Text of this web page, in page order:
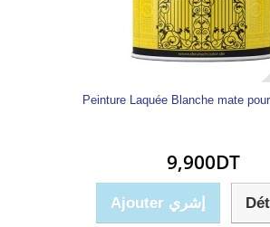
Peinture Laquée Blanche mate
9,900DT
Ajouter إشري